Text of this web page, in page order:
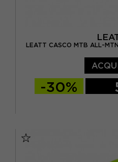
LEATT CASCO MTB ALL-
-30%